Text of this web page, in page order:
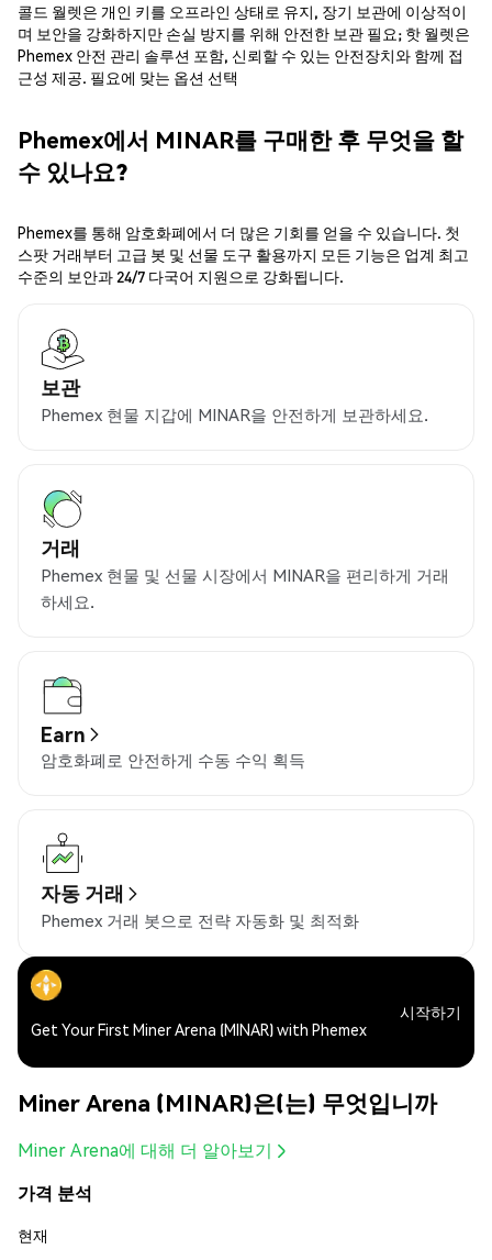
콜드 월렛은 개인 키를 오프라인 상태로 유지, 장기 보관에 이상적이
며 보안을 강화하지만 손실 방지를 위해 안전한 보관 필요; 핫 월렛은
Phemex 안전 관리 솔루션 포함, 신뢰할 수 있는 안전장치와 함께 접
근성 제공. 필요에 맞는 옵션 선택
Phemex에서 MINAR를 구매한 후 무엇을 할
수 있나요?
Phemex를 통해 암호화폐에서 더 많은 기회를 얻을 수 있습니다. 첫
스팟 거래부터 고급 봇 및 선물 도구 활용까지 모든 기능은 업계 최고
수준의 보안과 24/7 다국어 지원으로 강화됩니다.
보관
Phemex 현물 지갑에 MINAR을 안전하게 보관하세요.
거래
Phemex 현물 및 선물 시장에서 MINAR을 편리하게 거래
하세요.
Earn
암호화폐로 안전하게 수동 수익 획득
자동 거래
Phemex 거래 봇으로 전략 자동화 및 최적화
Get Your First Miner Arena (MINAR) with Phemex
시작하기
Miner Arena (MINAR)은(는) 무엇입니까
Miner Arena에 대해 더 알아보기
가격 분석
현재